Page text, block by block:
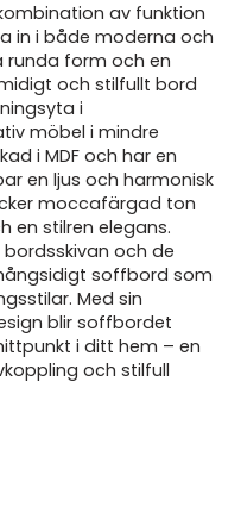
av funktion
in i både moderna och
runda form och en
och stilfullt bord
i
möbel i mindre
i MDF och har en
en ljus och harmonisk
moccafärgad ton
en stilren elegans.
och de
soffbord som
Med sin
blir soffbordet
i ditt hem – en
och stilfull